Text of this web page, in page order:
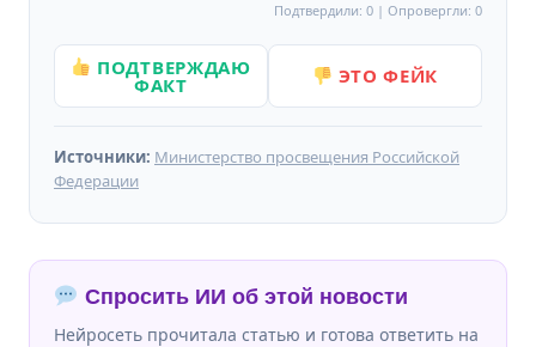
Подтвердили: 0 | Опровергли: 0
ПОДТВЕРЖДАЮ
ФАКТ ЭТО ФЕЙК
Источники: Министерство просвещения Российской
Федерации
Спросить ИИ об этой новости
Нейросеть прочитала статью и готова ответить на